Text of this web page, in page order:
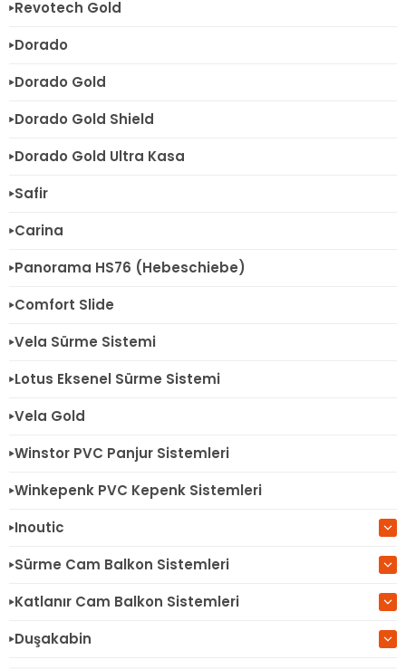
Revotech Gold
Dorado
Dorado Gold
Dorado Gold Shield
Dorado Gold Ultra Kasa
Safir
Carina
Panorama HS76 (Hebeschiebe)
Comfort Slide
Vela Sürme Sistemi
Lotus Eksenel Sürme Sistemi
Vela Gold
Winstor PVC Panjur Sistemleri
Winkepenk PVC Kepenk Sistemleri
Inoutic
Sürme Cam Balkon Sistemleri
Katlanır Cam Balkon Sistemleri
Duşakabin